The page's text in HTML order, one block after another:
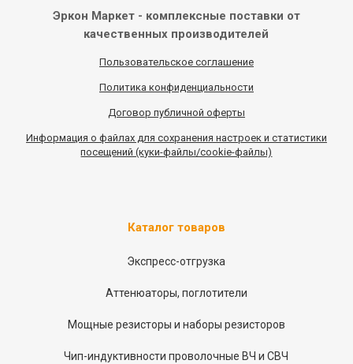
Эркон Маркет - комплексные поставки от
качественных производителей
Пользовательское соглашение
Политика конфиденциальности
Договор публичной оферты
Информация о файлах для сохранения настроек и статистики
посещений (куки-файлы/cookie-файлы)
Каталог товаров
Экспресс-отгрузка
Аттенюаторы, поглотители
Мощные резисторы и наборы резисторов
Чип-индуктивности проволочные ВЧ и СВЧ